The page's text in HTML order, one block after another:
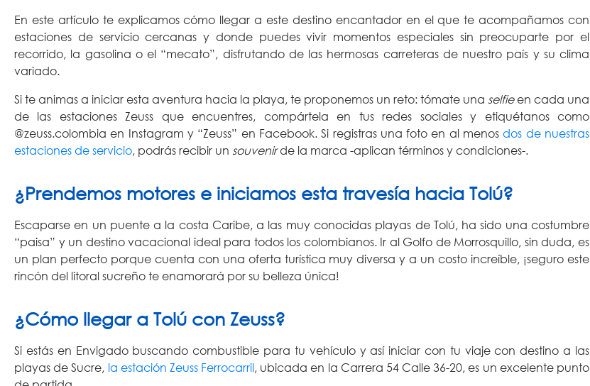
En este artículo te explicamos cómo llegar a este destino encantador en el que te acompañamos con
estaciones de servicio cercanas y donde puedes vivir momentos especiales sin preocuparte por el
recorrido, la gasolina o el “mecato”, disfrutando de las hermosas carreteras de nuestro país y su clima
variado.
Si te animas a iniciar esta aventura hacia la playa, te proponemos un reto: tómate una selfieen cada una
de las estaciones Zeuss que encuentres, compártela en tus redes sociales y etiquétanos como
@zeuss.colombia en Instagram y “Zeuss” en Facebook. Si registras una foto en al menosdos de nuestras
estaciones de servicio, podrás recibir un souvenirde la marca -aplican términos y condiciones-.
¿Prendemos motores e iniciamos esta travesía hacia Tolú?
Escaparse en un puente a la costa Caribe, a las muy conocidas playas de Tolú, ha sido una costumbre
“paisa” y un destino vacacional ideal para todos los colombianos. Ir al Golfo de Morrosquillo, sin duda, es
un plan perfecto porque cuenta con una oferta turística muy diversa y a un costo increíble, ¡seguro este
rincón del litoral sucreño te enamorará por su belleza única!
¿Cómo llegar a Tolú con Zeuss?
Si estás en Envigado buscando combustible para tu vehículo y así iniciar con tu viaje con destino a las
playas de Sucre, la estación Zeuss Ferrocarril, ubicada en la Carrera 54 Calle 36-20, es un excelente punto